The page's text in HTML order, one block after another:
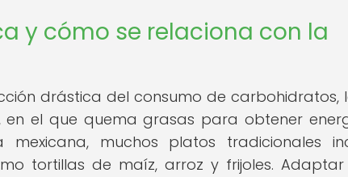
y cómo se relaciona con la
drástica del consumo de carbohidratos,
el que quema grasas para obtener
muchos platos tradicionales
tortillas de maíz, arroz y frijoles. Adaptar